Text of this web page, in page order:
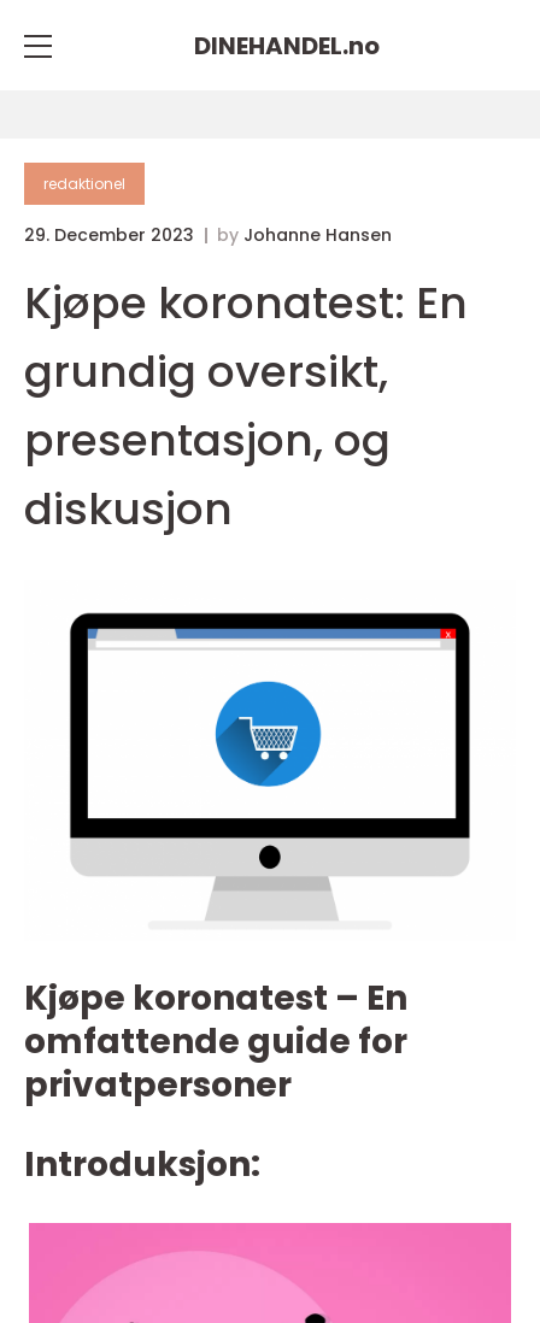
DINEHANDEL.no
redaktionel
29. December 2023 by Johanne Hansen
Kjøpe koronatest: En
grundig oversikt,
presentasjon, og
diskusjon
Kjøpe koronatest – En
omfattende guide for
privatpersoner
Introduksjon: